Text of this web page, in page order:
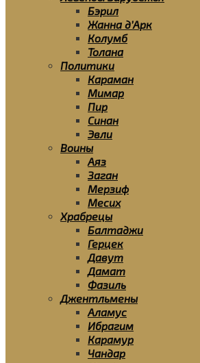
Бэрил
Жанна д’Арк
Колумб
Толана
Политики
Караман
Мимар
Пир
Синан
Эвли
Воины
Аяз
Заган
Мерзиф
Месих
Храбрецы
Балтаджи
Герцек
Давут
Дамат
Фазиль
Джентльмены
Аламус
Ибрагим
Карамур
Чандар